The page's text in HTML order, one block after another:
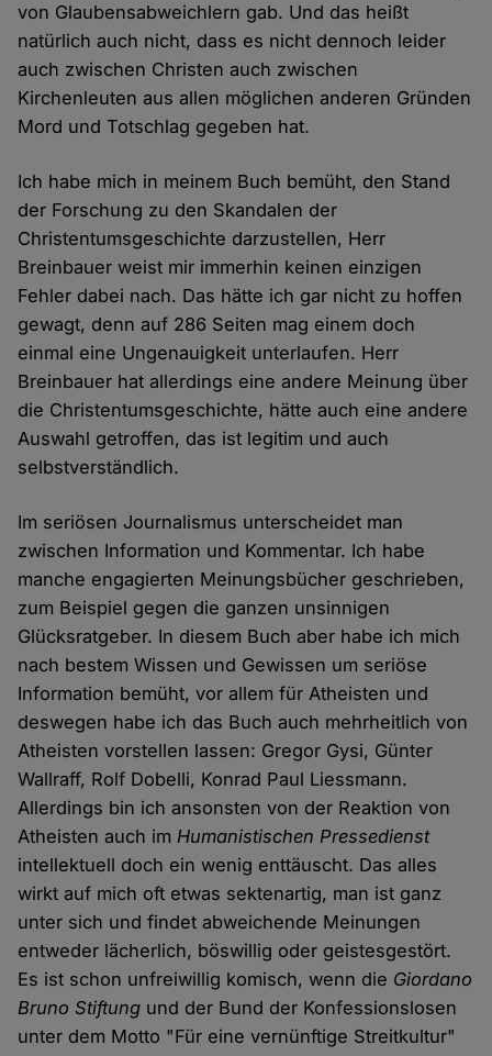
von Glaubensabweichlern gab. Und das heißt
natürlich auch nicht, dass es nicht dennoch leider
auch zwischen Christen auch zwischen
Kirchenleuten aus allen möglichen anderen Gründen
Mord und Totschlag gegeben hat.
Ich habe mich in meinem Buch bemüht, den Stand
der Forschung zu den Skandalen der
Christentumsgeschichte darzustellen, Herr
Breinbauer weist mir immerhin keinen einzigen
Fehler dabei nach. Das hätte ich gar nicht zu hoffen
gewagt, denn auf 286 Seiten mag einem doch
einmal eine Ungenauigkeit unterlaufen. Herr
Breinbauer hat allerdings eine andere Meinung über
die Christentumsgeschichte, hätte auch eine andere
Auswahl getroffen, das ist legitim und auch
selbstverständlich.
Im seriösen Journalismus unterscheidet man
zwischen Information und Kommentar. Ich habe
manche engagierten Meinungsbücher geschrieben,
zum Beispiel gegen die ganzen unsinnigen
Glücksratgeber. In diesem Buch aber habe ich mich
nach bestem Wissen und Gewissen um seriöse
Information bemüht, vor allem für Atheisten und
deswegen habe ich das Buch auch mehrheitlich von
Atheisten vorstellen lassen: Gregor Gysi, Günter
Wallraff, Rolf Dobelli, Konrad Paul Liessmann.
Allerdings bin ich ansonsten von der Reaktion von
Atheisten auch imHumanistischen Pressedienst
intellektuell doch ein wenig enttäuscht. Das alles
wirkt auf mich oft etwas sektenartig, man ist ganz
unter sich und findet abweichende Meinungen
entweder lächerlich, böswillig oder geistesgestört.
Es ist schon unfreiwillig komisch, wenn die Giordano
Bruno Stiftung und der Bund der Konfessionslosen
unter dem Motto "Für eine vernünftige Streitkultur"